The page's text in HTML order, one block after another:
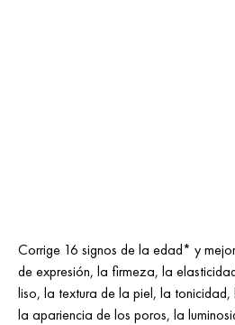
Corrige 16 signos de la edad* y
de expresión, la firmeza, la
liso, la textura de la piel, la tonicidad,
la apariencia de los poros, la